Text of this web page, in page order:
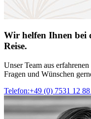
Wir helfen Ihnen bei
Reise.
Unser Team aus
Fragen und Wünschen
Telefon:+49 (0) 7531 12